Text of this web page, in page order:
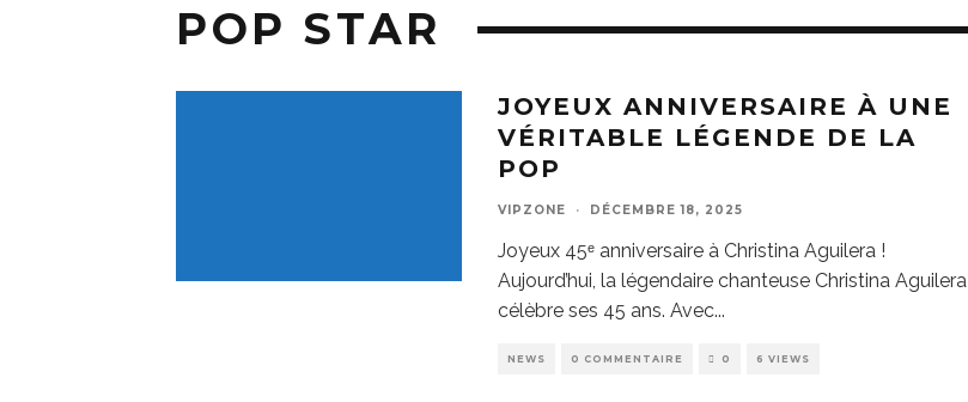
POP STAR
JOYEUX ANNIVERSAIRE À UNE
VÉRITABLE LÉGENDE DE LA
POP
VIPZONE · DÉCEMBRE 18, 2025
Joyeux 45ᵉ anniversaire à Christina Aguilera !
Aujourd’hui, la légendaire chanteuse Christina Aguilera
célèbre ses 45 ans. Avec...
NEWS 0 COMMENTAIRE 0 6 VIEWS